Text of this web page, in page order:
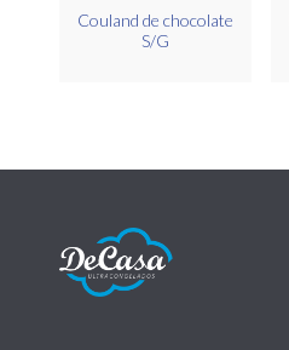
Couland de chocolate
S/G